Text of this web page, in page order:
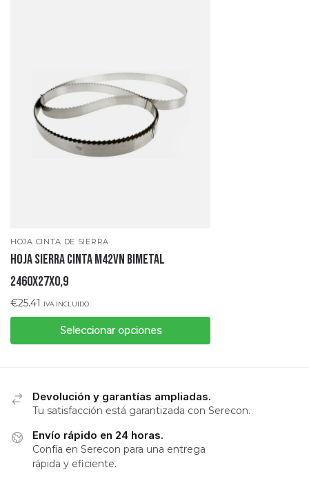
HOJA CINTA DE SIERRA
Hoja sierra cinta M42VN bimetal
2460x27x0,9
€25.41 IVA INCLUIDO
Seleccionar opciones
Devolución y garantías ampliadas.
Tu satisfacción está garantizada con Serecon.
Envío rápido en 24 horas.
Confía en Serecon para una entrega
rápida y eficiente.